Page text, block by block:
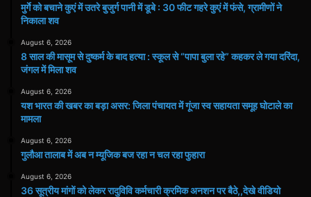
मुर्गे को बचाने कुएं में उतरे बुजुर्ग पानी में डूबे : 30 फीट गहरे कुएं में फंसे, ग्रामीणों ने
निकाला शव
August 6, 2026
8 साल की मासूम से दुष्कर्म के बाद हत्या : स्कूल से “पापा बुला रहे” कहकर ले गया दरिंदा,
जंगल में मिला शव
August 6, 2026
यश भारत की खबर का बड़ा असर: जिला पंचायत में गूंजा स्व सहायता समूह घोटाले का
मामला
August 6, 2026
गुलौआ तालाब में अब न म्यूजिक बज रहा न चल रहा फुहारा
August 6, 2026
36 सूत्रीय मांगों को लेकर रादुविवि कर्मचारी क्रमिक अनशन पर बैठे,,देखे वीडियो